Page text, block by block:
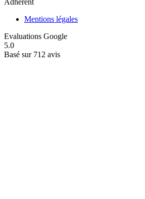
Mentions légales
Evaluations Google
5.0
Basé sur 712 avis